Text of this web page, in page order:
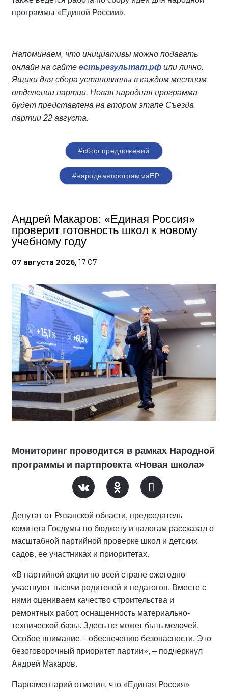
программы «Единой России».
Напоминаем, что инициативы можно подавать
онлайн на сайте естьрезультат.рф или лично.
Ящики для сбора установлены в каждом местном
отделении партии. Новая народная программа
будет представлена на втором этапе Съезда
партии 22 августа.
#сбор предложений
#народнаяпрограммаЕР
Андрей Макаров: «Единая Россия»
проверит готовность школ к новому
учебному году
07 августа 2026, 17:07
Мониторинг проводится в рамках Народной
программы и партпроекта «Новая школа»
Депутат от Рязанской области, председатель
комитета Госдумы по бюджету и налогам рассказал о
масштабной партийной проверке школ и детских
садов, ее участниках и приоритетах.
«В партийной акции по всей стране ежегодно
участвуют тысячи родителей и педагогов. Вместе с
ними оцениваем качество строительства и
ремонтных работ, оснащенность материально-
технической базы. Здесь не может быть мелочей.
Особое внимание – обеспечению безопасности. Это
безоговорочный приоритет партии», – подчеркнул
Андрей Макаров.
Парламентарий отметил, что «Единая Россия»